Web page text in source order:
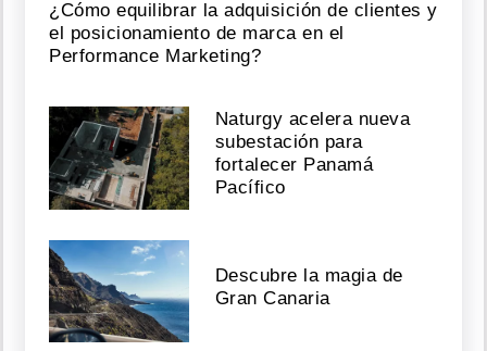
¿Cómo equilibrar la adquisición de clientes y
el posicionamiento de marca en el
Performance Marketing?
Naturgy acelera nueva
subestación para
fortalecer Panamá
Pacífico
Descubre la magia de
Gran Canaria